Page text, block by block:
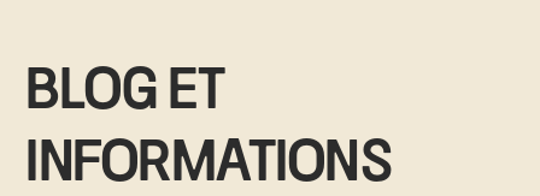
Blog et
informations